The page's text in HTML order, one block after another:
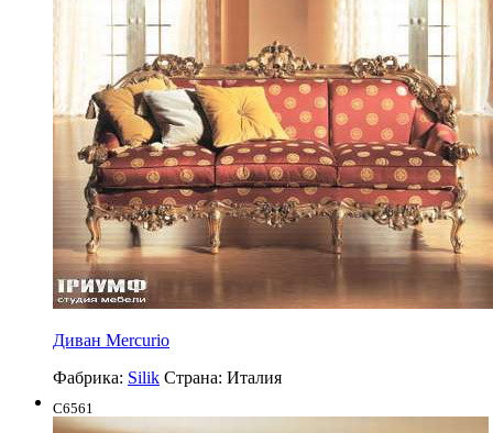
Диван Mercurio
Фабрика: Silik Страна: Италия
C6561